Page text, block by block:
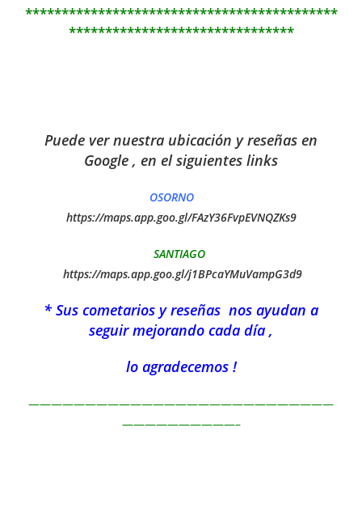
*******************************************
*******************************
Puede ver nuestra ubicación y reseñas en
Google , en el siguientes links
OSORNO
https://maps.app.goo.gl/FAzY36FvpEVNQZKs9
SANTIAGO
https://maps.app.goo.gl/j1BPcaYMuVampG3d9
* Sus cometarios y reseñas nos ayudan a
seguir mejorando cada día ,
lo agradecemos !
———————————————————————————
——————————–